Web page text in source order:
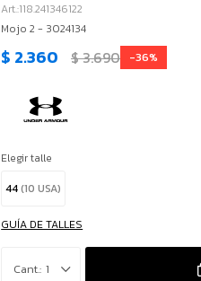
118.241346122
Mojo 2 - 3024134
$ 2.360 $3.690 36
Elegir talle
44(10 USA)
GUÍA DE TALLES
1